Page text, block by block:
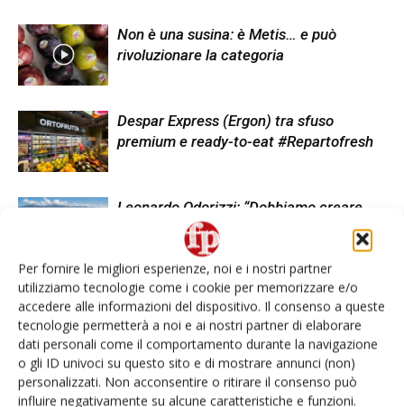
Per fornire le migliori esperienze, noi e i nostri partner
utilizziamo tecnologie come i cookie per memorizzare e/o
accedere alle informazioni del dispositivo. Il consenso a queste
tecnologie permetterà a noi e ai nostri partner di elaborare
dati personali come il comportamento durante la navigazione
o gli ID univoci su questo sito e di mostrare annunci (non)
personalizzati. Non acconsentire o ritirare il consenso può
influire negativamente su alcune caratteristiche e funzioni.
Non è una susina: è Metis… e può
rivoluzionare la categoria
Despar Express (Ergon) tra sfuso
premium e ready-to-eat #Repartofresh
Leonardo Odorizzi: “Dobbiamo creare
stupore nel punto di vendita”
#vocidellortofrutta
LASCIA UN COMMENTO